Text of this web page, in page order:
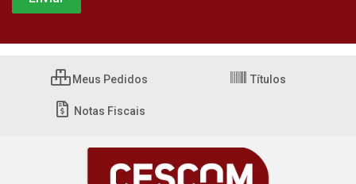
Meus Pedidos Títulos
Notas Fiscais